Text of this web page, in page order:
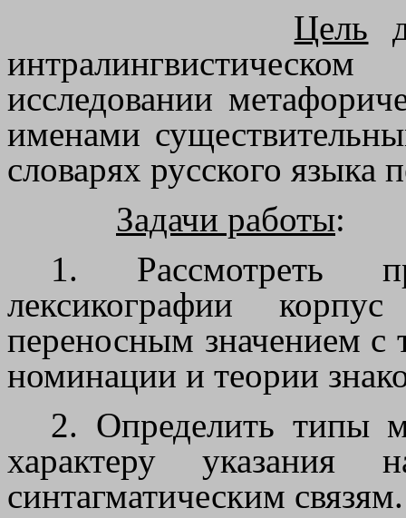
Цель
исследовании
именами
словарях русского
Задачи работы:
1. Рассмотреть
лексикографии
переносным значением с
номинации и теории
2. Определить типы
характеру указания
синтагматическим связям.